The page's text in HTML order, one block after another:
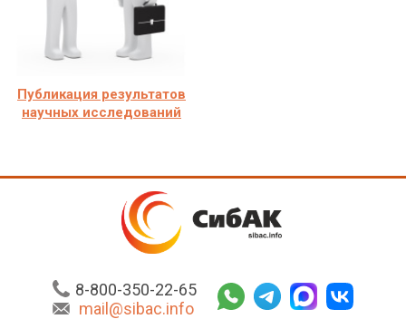
Публикация результатов
научных исследований
8-800-350-22-65
mail@sibac.info